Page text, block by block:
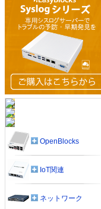
OpenBlocks
IoT関連
ネットワーク